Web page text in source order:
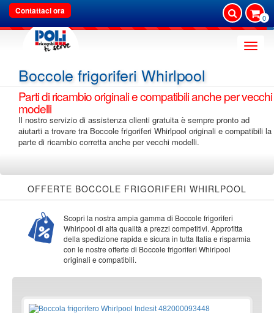
Contattaci ora
0
Toggle
Boccole frigoriferi Whirlpool
Parti di ricambio originali e compatibili anche per vecchi
modelli
Il nostro servizio di assistenza clienti gratuita è sempre pronto ad
aiutarti a trovare tra Boccole frigoriferi Whirlpool originali e compatibili la
parte di ricambio corretta anche per vecchi modelli.
OFFERTE BOCCOLE FRIGORIFERI WHIRLPOOL
Scopri la nostra ampia gamma di Boccole frigoriferi
Whirlpool di alta qualità a prezzi competitivi. Approfitta
della spedizione rapida e sicura in tutta Italia e risparmia
con le nostre offerte di Boccole frigoriferi Whirlpool
originali e compatibili.